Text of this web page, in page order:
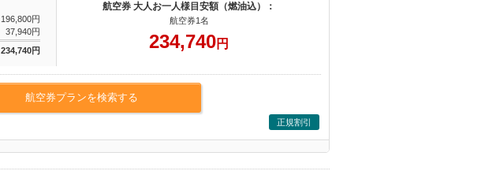
196,800円
37,940円
234,740円
航空券 大人お一人様目安額（燃油込）：
航空券1名
234,740円
航空券プランを検索する
正規割引